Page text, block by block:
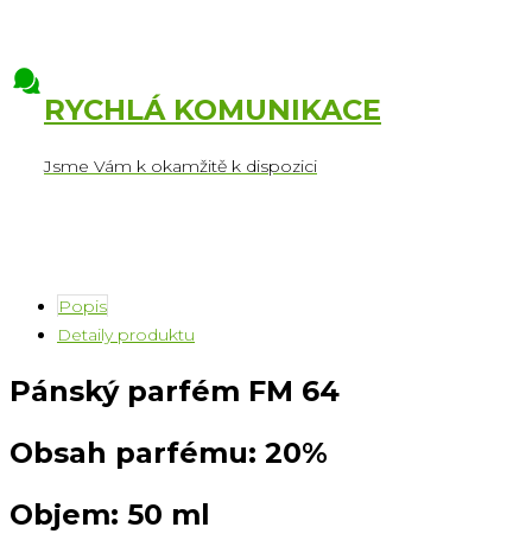
RYCHLÁ KOMUNIKACE
Jsme Vám k okamžitě k dispozici
Popis
Detaily produktu
Pánský parfém FM 64
Obsah parfému: 20%
Objem: 50 ml